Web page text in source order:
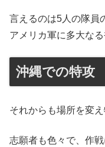
言えるのは5人の隊員
アメリカ軍に多大な
沖縄での特攻
それからも場所を変
志願者も色々で、作